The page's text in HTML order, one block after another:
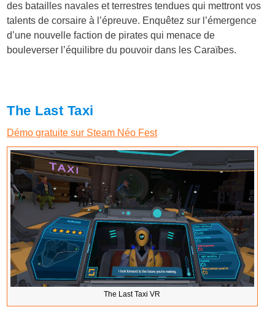
des batailles navales et terrestres tendues qui mettront vos
talents de corsaire à l’épreuve. Enquêtez sur l’émergence
d’une nouvelle faction de pirates qui menace de
bouleverser l’équilibre du pouvoir dans les Caraïbes.
The Last Taxi
Démo gratuite sur Steam Néo Fest
The Last Taxi VR